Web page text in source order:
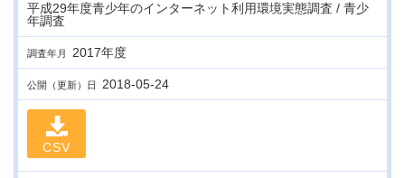
平成29年度青少年のインターネット利用環境実態調査 / 青少
年調査
調査年月 2017年度
公開（更新）日 2018-05-24
CSV